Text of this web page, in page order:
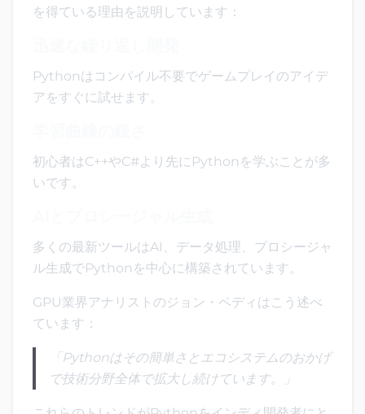
を得ている理由を説明しています：
Pythonはコンパイル不要でゲームプレイのアイデ
アをすぐに試せます。
初心者はC++やC#より先にPythonを学ぶことが多
いです。
多くの最新ツールはAI、データ処理、プロシージャ
ル生成でPythonを中心に構築されています。
GPU業界アナリストのジョン・ペディはこう述べ
ています：
「Pythonはその簡単さとエコシステムのおかげ
で技術分野全体で拡大し続けています。」